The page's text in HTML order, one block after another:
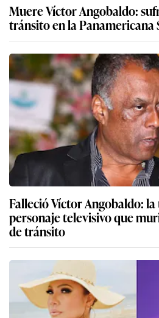
Muere Víctor Angobaldo:
tránsito en la Panamericana
Falleció Víctor Angobaldo:
personaje televisivo que
de tránsito